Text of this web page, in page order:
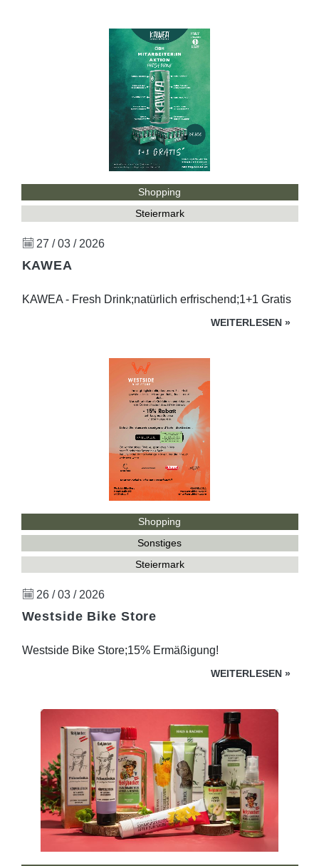
Shopping
Steiermark
27 / 03 / 2026
KAWEA
KAWEA - Fresh Drink;natürlich erfrischend;1+1 Gratis
WEITERLESEN »
Shopping
Sonstiges
Steiermark
26 / 03 / 2026
Westside Bike Store
Westside Bike Store;15% Ermäßigung!
WEITERLESEN »